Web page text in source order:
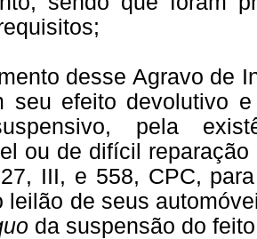
desse Agravo de
seu efeito devolutivo
pela
ou de difícil
III, e 558, CPC,
leilão de seus
da suspensão do